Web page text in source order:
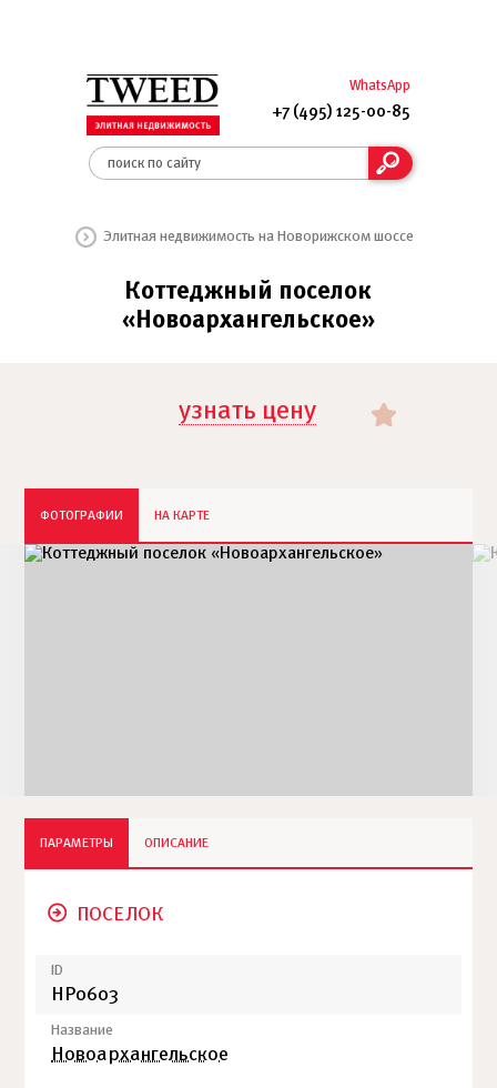
WhatsApp
+7 (495) 125-00-85
Элитная недвижимость на Новорижском шоссе
Коттеджный поселок
«Новоархангельское»
узнать цену
ФОТОГРАФИИ НА КАРТЕ
ПАРАМЕТРЫ ОПИСАНИЕ
ПОСЕЛОК
ID
НР0603
Название
Новоархангельское